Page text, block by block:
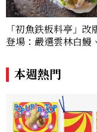
「初魚鉄板料亭」改
登場：嚴選雲林白鰻
級優惠
本週熱門